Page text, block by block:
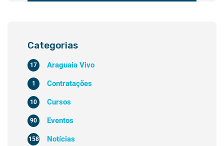
Categorias
Araguaia Vivo
17
Contratações
1
Cursos
10
Eventos
90
Notícias
158